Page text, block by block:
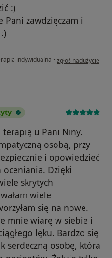
:)
Pani zawdzięczam i
indywidualna • w opinii
zgłoś nadużycie
terapię u Pani Niny.
osobą, przy
i opowiedzieć
oceniania. Dzięki
skrytych
wiele
się na nowe.
mnie wiarę w siebie i
lęku. Bardzo się
serdeczną osobę, która